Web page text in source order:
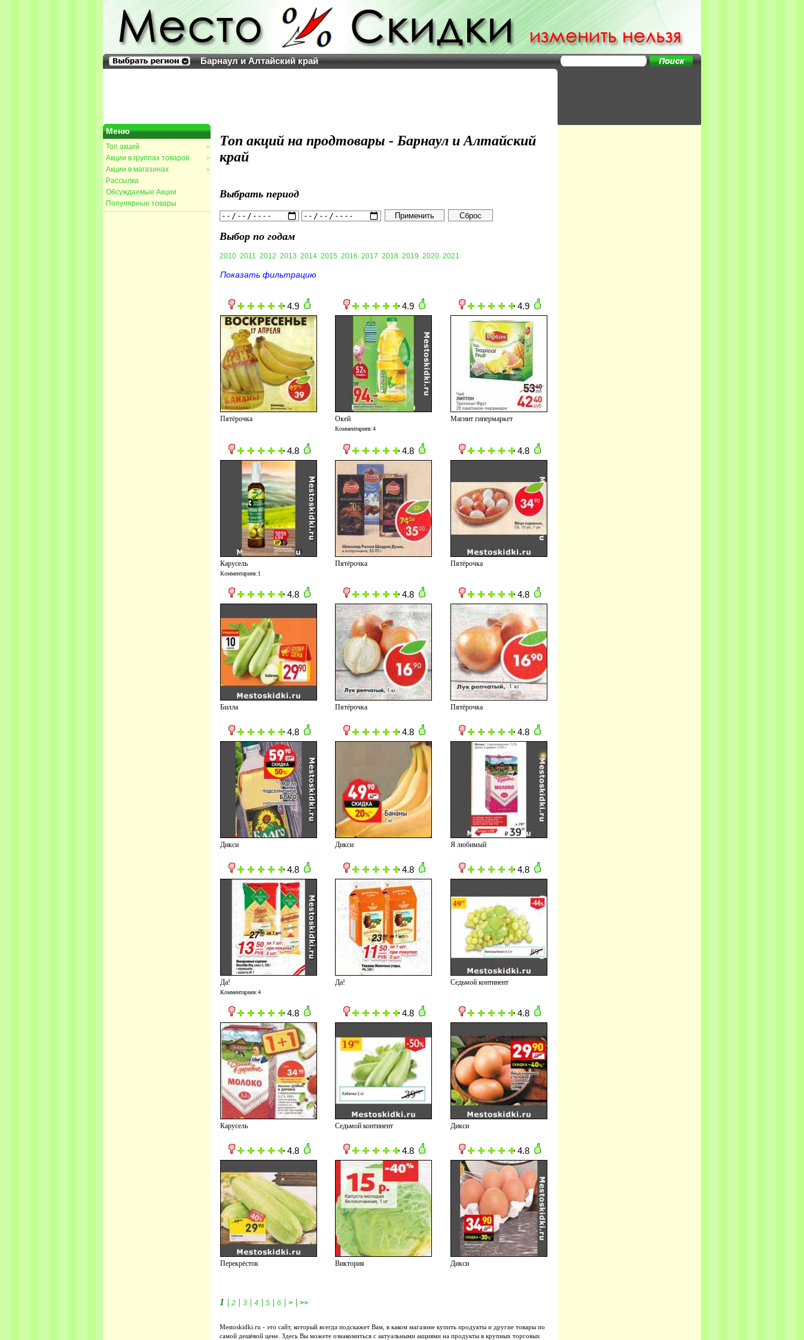
Барнаул и Алтайский край
Меню
>
Топ акций
>
Акции в группах товаров
>
Акции в магазинах
Рассылка
Обсуждаемые Акции
Популярные товары
Топ акций на продтовары - Барнаул и Алтайский
край
Выбрать период
Выбор по годам
2010 2011 2012 2013 2014 2015 2016 2017 2018 2019 2020 2021
Показать фильтрацию
4.9
Пятёрочка
4.9
Окей
Комментариев:4
4.9
Магнит гипермаркет
4.8
Карусель
Комментариев:1
4.8
Пятёрочка
4.8
Пятёрочка
4.8
Билла
4.8
Пятёрочка
4.8
Пятёрочка
4.8
Дикси
4.8
Дикси
4.8
Я любимый
4.8
Да!
Комментариев:4
4.8
Да!
4.8
Седьмой континент
4.8
Карусель
4.8
Седьмой континент
4.8
Дикси
4.8
Перекрёсток
4.8
Виктория
4.8
Дикси
1 | 2 | 3 | 4 | 5 | 6 | > | >>
Mestoskidki.ru - это сайт, который всегда подскажет Вам, в каком магазине купить продукты и другие товары по
самой дешёвой цене. Здесь Вы можете ознакомиться с актуальными акциями на продукты в крупных торговых